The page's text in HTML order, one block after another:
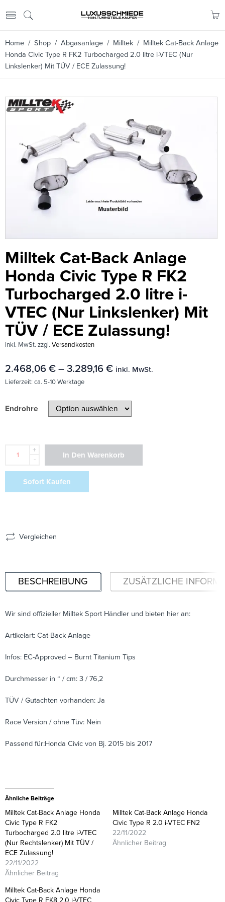
Home / Shop / Abgasanlage / Milltek / Milltek Cat-Back Anlage
Honda Civic Type R FK2 Turbocharged 2.0 litre i-VTEC (Nur
Linkslenker) Mit TÜV / ECE Zulassung!
Milltek Cat-Back Anlage
Honda Civic Type R FK2
Turbocharged 2.0 litre i-
VTEC (Nur Linkslenker) Mit
TÜV / ECE Zulassung!
inkl. MwSt. zzgl. Versandkosten
2.468,06 € – 3.289,16 € inkl. MwSt.
Lieferzeit: ca. 5-10 Werktage
Endrohre
+
-
In Den Warenkorb
Sofort Kaufen
Vergleichen
BESCHREIBUNG ZUSÄTZLICHE
Wir sind offizieller Milltek Sport Händler und bieten hier an:
Artikelart: Cat-Back Anlage
Infos: EC-Approved – Burnt Titanium Tips
Durchmesser in “ / cm: 3 / 76,2
TÜV / Gutachten vorhanden: Ja
Race Version / ohne Tüv: Nein
Passend für:Honda Civic von Bj. 2015 bis 2017
Ähnliche Beiträge
Milltek Cat-Back Anlage Honda
Civic Type R FK2
Turbocharged 2.0 litre i-VTEC
(Nur Rechtslenker) Mit TÜV /
ECE Zulassung!
22/11/2022
Ähnlicher Beitrag
Milltek Cat-Back Anlage Honda
Civic Type R 2.0 i-VTEC FN2
22/11/2022
Ähnlicher Beitrag
Milltek Cat-Back Anlage Honda
Civic Type R FK8 2.0 i-VTEC